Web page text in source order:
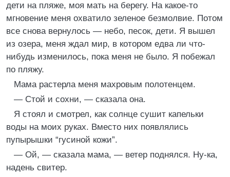
дети на пляже, моя мать на берегу. На какое-то
мгновение меня охватило зеленое безмолвие. Потом
все снова вернулось — небо, песок, дети. Я вышел
из озера, меня ждал мир, в котором едва ли что-
нибудь изменилось, пока меня не было. Я побежал
по пляжу.
Мама растерла меня махровым полотенцем.
— Стой и сохни, — сказала она.
Я стоял и смотрел, как солнце сушит капельки
воды на моих руках. Вместо них появлялись
пупырышки “гусиной кожи”.
— Ой, — сказала мама, — ветер поднялся. Ну-ка,
надень свитер.